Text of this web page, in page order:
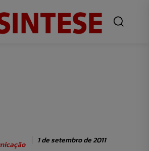
1 de setembro de 2011